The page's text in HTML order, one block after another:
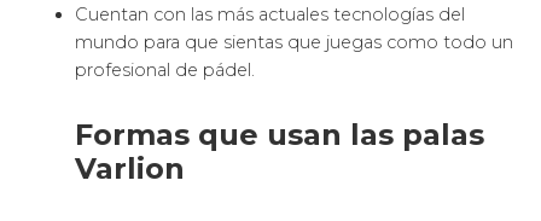
Cuentan con las más actuales tecnologías del
mundo para que sientas que juegas como todo un
profesional de pádel.
Formas que usan las palas
Varlion